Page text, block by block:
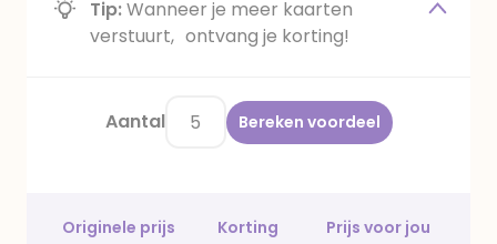
Tip:Wanneer je meer kaarten
verstuurt, ontvang je korting!
Aantal Bereken voordeel
Originele prijs Korting
Prijs voor jou